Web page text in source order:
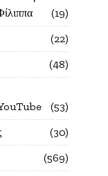
19
22
48
53
30
569